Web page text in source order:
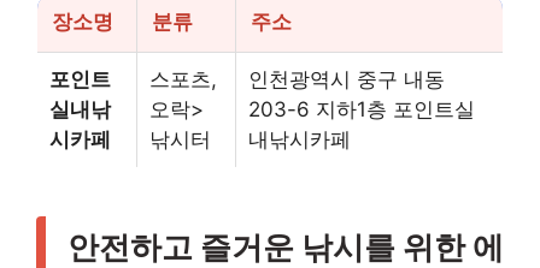
장소명 분류 주소
포인트
실내낚
시카페
스포츠,
오락>
낚시터
인천광역시 중구 내동
203-6 지하1층 포인트실
내낚시카페
안전하고 즐거운 낚시를 위한 에